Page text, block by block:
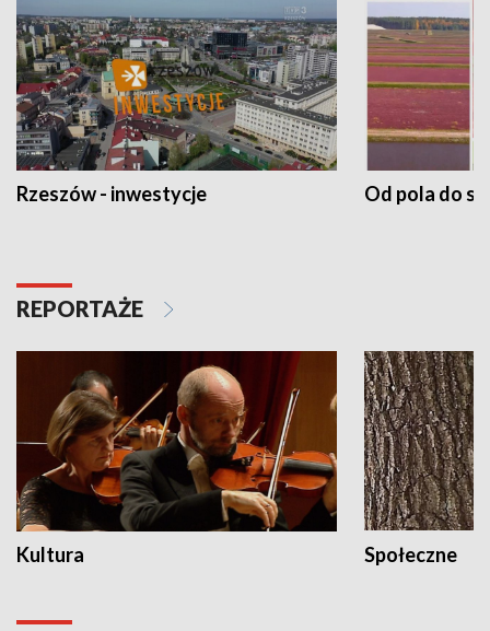
Rzeszów - inwestycje Od pola do
REPORTAŻE
Kultura Społeczne